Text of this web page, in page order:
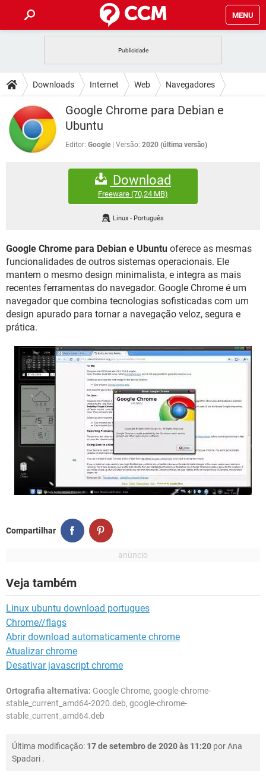
MENU
CELULAR FACEBOOK
OUTLOOK EXCEL
INSTAGRAM
GUIA DE COMPRAS
DICAS
JOGOS WHATSAPP
CELULAR FACEBOOK
OUTLOOK
DOWNLOADS
JOGOS
CELULAR FACEBOOK
EXCEL
GMAIL
FÓRUM
FACEBOOK
EXCEL
GMAIL
WHATSAPP
INSTAGRAM GMAIL
GUIA DE COMPRAS
Downloads Internet Web Navegadores
Google Chrome para Debian e
Ubuntu
Editor: Google Versão: 2020 (última versão)
Download
Freeware (70,24 MB)
Linux - Português
Google Chrome para Debian e Ubuntu oferece as mesmas
funcionalidades de outros sistemas operacionais. Ele
mantem o mesmo design minimalista, e integra as mais
recentes ferramentas do navegador. Google Chrome é um
navegador que combina tecnologias sofisticadas com um
design apurado para tornar a navegação veloz, segura e
prática.
Compartilhar
Veja também
Linux ubuntu download portugues
Chrome//flags
Abrir download automaticamente chrome
Atualizar chrome
Desativar javascript chrome
Ortografia alternativa: Google Chrome, google-chrome-
stable_current_amd64-2020.deb, google-chrome-
stable_current_amd64.deb
Última modificação: 17 de setembro de 2020 às 11:20 porAna
Spadari .